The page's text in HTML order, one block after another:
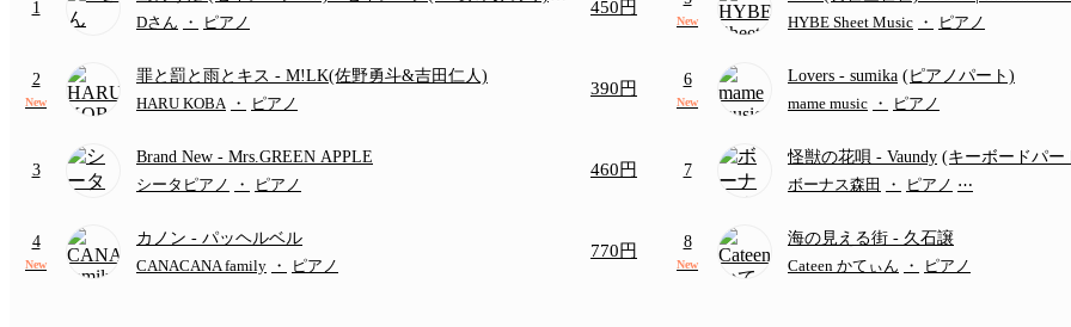
1
(難易度:★★★★☆/歌詞・コード・ペダル付き/『映画ち
Dさん ・ ピアノ
450円
2
New
罪と罰と雨とキス - M!LK(佐野勇斗&吉田仁人)
HARU KOBA
・ ピアノ
390円
3
Brand New - Mrs.GREEN APPLE
シータピアノ
・ ピアノ
460円
4
New
カノン - パッヘルベル
CANACANA family ・ ピアノ
770円
New
HYBE Sheet Music ・ ピアノ
6
New
Lovers - sumika (ピアノパート)
mame music ・ ピアノ
7
怪獣の花唄 - Vaundy (キーボードパー
ボーナス森田
・ ピアノ ⋯
8
New
海の見える街 - 久石譲
Cateen かてぃん
・ ピアノ